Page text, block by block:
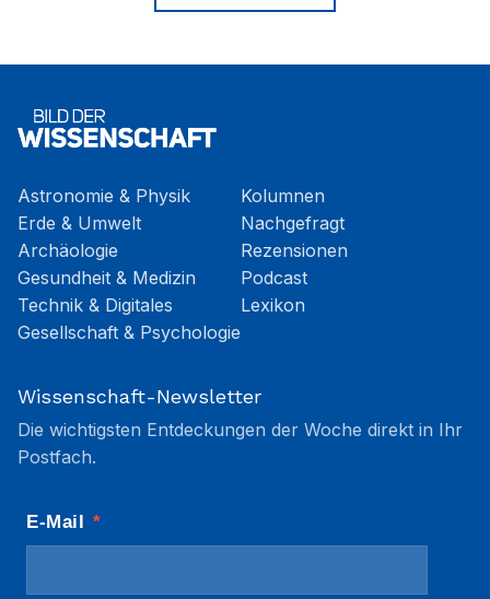
Astronomie & Physik
Erde & Umwelt
Archäologie
Gesundheit & Medizin
Technik & Digitales
Gesellschaft & Psychologie
Kolumnen
Nachgefragt
Rezensionen
Podcast
Lexikon
Wissenschaft-Newsletter
Die wichtigsten Entdeckungen der Woche direkt in Ihr
Postfach.